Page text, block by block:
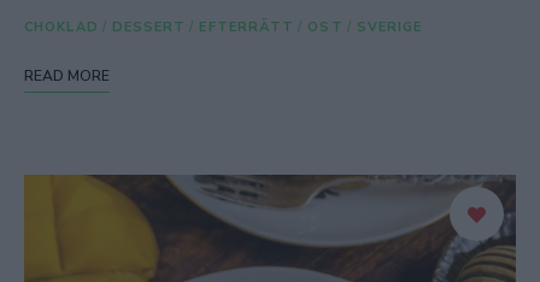
CHOKLAD / DESSERT / EFTERRÄTT / OST / SVERIGE
READ MORE